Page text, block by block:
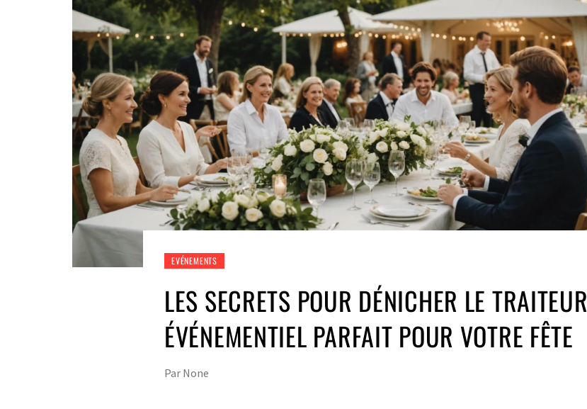
EVÉNEMENTS
LES SECRETS POUR DÉNICHER LE TRAITEUR
ÉVÉNEMENTIEL PARFAIT POUR VOTRE FÊTE
Par None